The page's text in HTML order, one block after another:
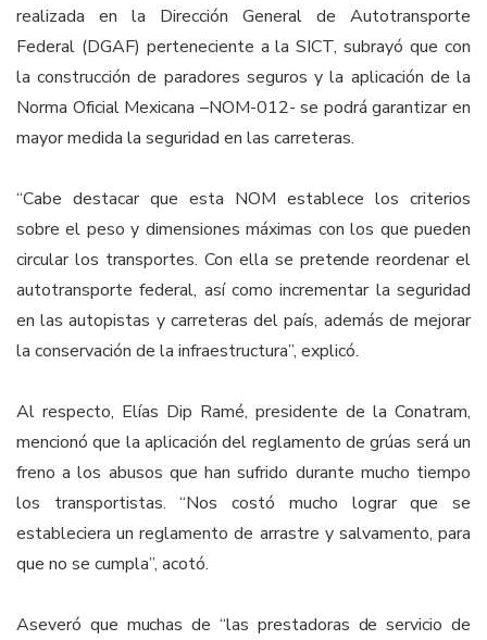
realizada en la Dirección General de Autotransporte
Federal (DGAF) perteneciente a la SICT, subrayó que con
la construcción de paradores seguros y la aplicación de la
Norma Oficial Mexicana –NOM-012- se podrá garantizar en
mayor medida la seguridad en las carreteras.
“Cabe destacar que esta NOM establece los criterios
sobre el peso y dimensiones máximas con los que pueden
circular los transportes. Con ella se pretende reordenar el
autotransporte federal, así como incrementar la seguridad
en las autopistas y carreteras del país, además de mejorar
la conservación de la infraestructura”, explicó.
Al respecto, Elías Dip Ramé, presidente de la Conatram,
mencionó que la aplicación del reglamento de grúas será un
freno a los abusos que han sufrido durante mucho tiempo
los transportistas. “Nos costó mucho lograr que se
estableciera un reglamento de arrastre y salvamento, para
que no se cumpla”, acotó.
Aseveró que muchas de “las prestadoras de servicio de